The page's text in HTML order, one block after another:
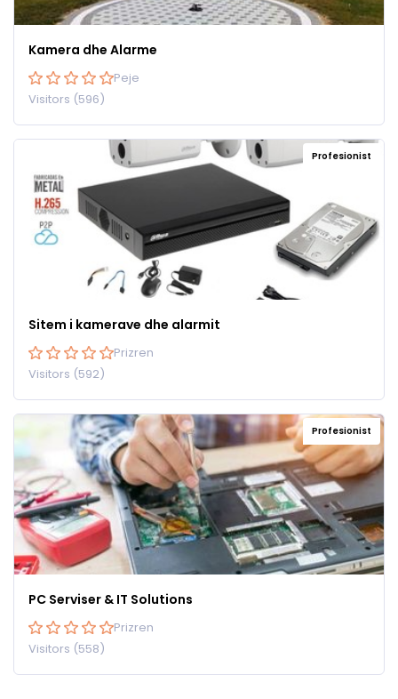
Kamera dhe Alarme
Peje
Visitors (596)
Profesionist
Sitem i kamerave dhe alarmit
Prizren
Visitors (592)
Profesionist
PC Serviser & IT Solutions
Prizren
Visitors (558)